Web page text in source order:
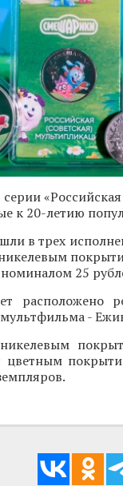
к 20-летию
в трех
25
расположено
-
цветным